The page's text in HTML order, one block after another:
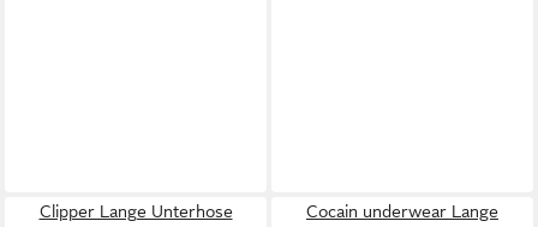
Clipper Lange Unterhose
Cocain underwear Lange